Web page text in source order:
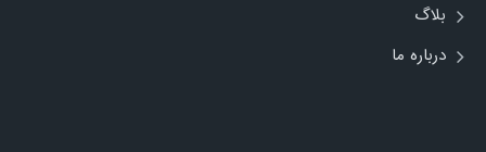
بلاگ
درباره ما